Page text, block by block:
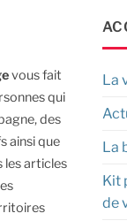
vous fait
qui
des
ainsi que
les articles
La
La
Kit
de